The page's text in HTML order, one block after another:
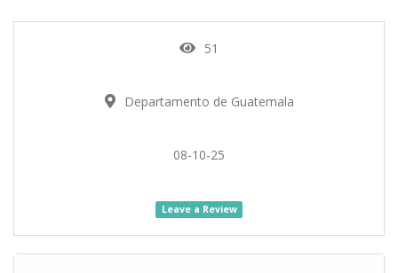
51
Departamento de Guatemala
08-10-25
Leave a Review